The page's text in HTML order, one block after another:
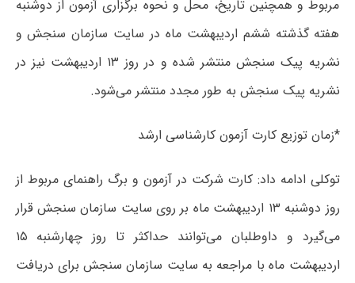
مربوط و همچنین تاریخ، محل و نحوه برگزاری آزمون از دوشنبه
هفته گذشته ششم اردیبهشت ماه در سایت سازمان سنجش و
نشریه پیک سنجش منتشر شده و در روز ۱۳ اردیبهشت نیز در
نشریه پیک سنجش به طور مجدد منتشر می‌شود.
*زمان توزیع کارت آزمون کارشناسی ارشد
توکلی ادامه داد: کارت شرکت در آزمون و برگ راهنمای مربوط از
روز دوشنبه ۱۳ اردیبهشت ماه بر روی سایت سازمان سنجش قرار
می‌گیرد و داوطلبان می‌توانند حداکثر تا روز چهارشنبه ۱۵
اردیبهشت ماه با مراجعه به سایت سازمان سنجش برای دریافت